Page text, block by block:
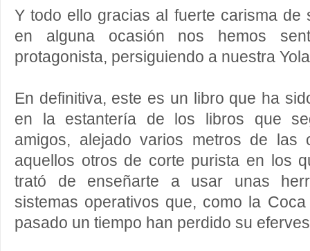
Y todo ello gracias al fuerte carisma de
en alguna ocasión nos hemos
protagonista, persiguiendo a nuestra
En definitiva, este es un libro que ha
en la estantería de los libros que
amigos, alejado varios metros de las
aquellos otros de corte purista en los
trató de enseñarte a usar unas
sistemas operativos que, como la
pasado un tiempo han perdido su